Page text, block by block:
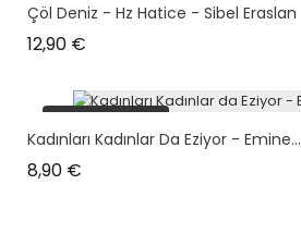
Çöl Deniz - Hz Hatice - Sibel Eraslan
12,90 €
plus en stock
Kadınları Kadınlar Da Eziyor - Emine...
8,90 €